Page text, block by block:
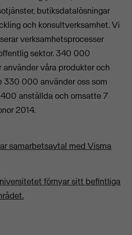
butiksdatalösningar
och konsultverksamhet. Vi
verksamhetsprocesser
sektor. 340 000
använder våra produkter och
330 000 använder oss som
anställda och omsatte 7
2014.
samarbetsavtal med Visma
förnyar sitt befintliga